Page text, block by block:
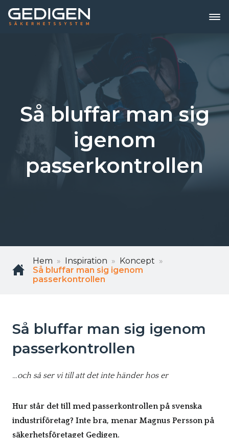
Så bluffar man sig
igenom
passerkontrollen
Hem Inspiration
Koncept
Så bluffar man sig igenom
passerkontrollen
Så bluffar man sig igenom
passerkontrollen
…och så ser vi till att det inte händer hos er
Hur står det till med passerkontrollen på svenska
industriföretag? Inte bra, menar Magnus Persson på
säkerhetsföretaget Gedigen.